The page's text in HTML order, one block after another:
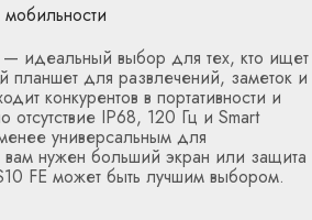
идеальный выбор для тех, кто ищет
планшет для развлечений, заметок и
конкурентов в портативности и
отсутствие IP68, 120 Гц и Smart
универсальным для
нужен больший экран или защита
FE может быть лучшим выбором.